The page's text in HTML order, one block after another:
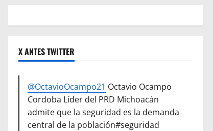
X ANTES TWITTER
@OctavioOcampo21 Octavio Ocampo
Cordoba Líder del PRD Michoacán
admite que la seguridad es la demanda
central de la población#seguridad